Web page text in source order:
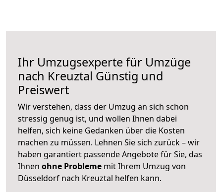
Ihr Umzugsexperte für Umzüge
nach Kreuztal Günstig und
Preiswert
Wir verstehen, dass der Umzug an sich schon
stressig genug ist, und wollen Ihnen dabei
helfen, sich keine Gedanken über die Kosten
machen zu müssen. Lehnen Sie sich zurück – wir
haben garantiert passende Angebote für Sie, das
Ihnen ohne Probleme mit Ihrem Umzug von
Düsseldorf nach Kreuztal helfen kann.